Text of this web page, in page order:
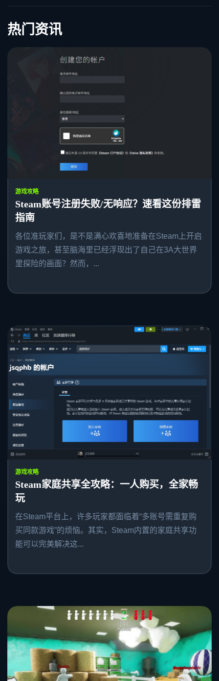
热门资讯
游戏攻略
Steam账号注册失败/无响应？速看这份排雷
指南
各位准玩家们，是不是满心欢喜地准备在Steam上开启
游戏之旅，甚至脑海里已经浮现出了自己在3A大世界
里探险的画面？然而，...
游戏攻略
Steam家庭共享全攻略：一人购买，全家畅
玩
在Steam平台上，许多玩家都面临着“多账号需重复购
买同款游戏”的烦恼。其实，Steam内置的家庭共享功
能可以完美解决这...